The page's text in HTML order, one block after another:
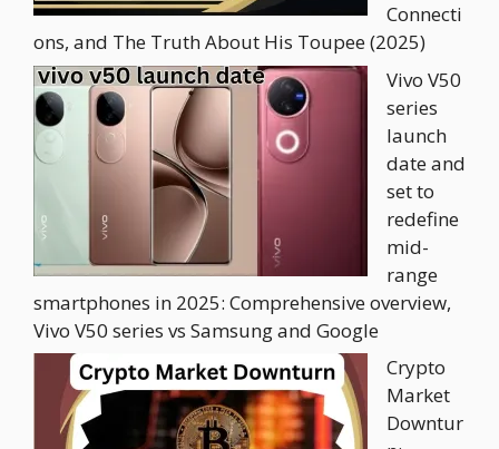
Connecti
ons, and The Truth About His Toupee (2025)
Vivo V50
series
launch
date and
set to
redefine
mid-
range
smartphones in 2025: Comprehensive overview,
Vivo V50 series vs Samsung and Google
Crypto
Market
Downtur